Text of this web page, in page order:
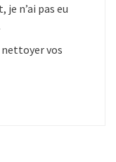
n’ai pas eu
vos